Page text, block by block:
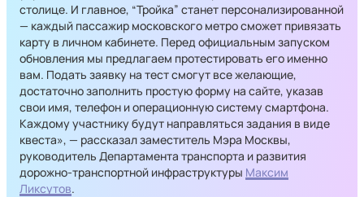
столице. И главное, “Тройка” станет персонализированной
— каждый пассажир московского метро сможет привязать
карту в личном кабинете. Перед официальным запуском
обновления мы предлагаем протестировать его именно
вам. Подать заявку на тест смогут все желающие,
достаточно заполнить простую форму на сайте, указав
свои имя, телефон и операционную систему смартфона.
Каждому участнику будут направляться задания в виде
квеста», — рассказал заместитель Мэра Москвы,
руководитель Департамента транспорта и развития
дорожно-транспортной инфраструктуры Максим
Ликсутов.